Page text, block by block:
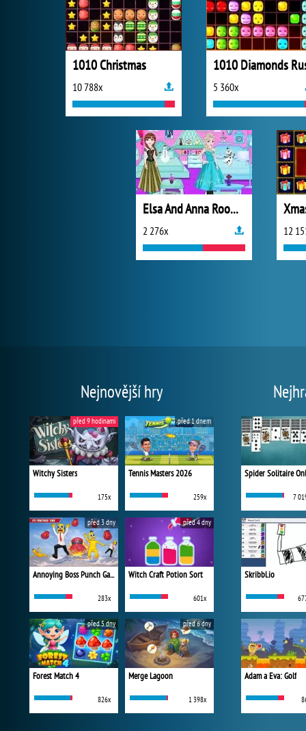
1010 Christmas
10 788x
1010 Diamonds
5 360x
Elsa And Anna Room Decoration
2 276x 12
Nejnovější hry
Witchy Sisters
175x
před 9 hodinami
Tennis Masters 2026
259x
před 1 dnem
Annoying Boss Punch Game
283x
před 3 dny
Witch Craft Potion Sort
601x
před 4 dny
Forest Match 4
826x
před 5 dny
Merge Lagoon
1 398x
před 6 dny
Spider Solitaire
7
Skribbl.io
Adam a Eva: Golf